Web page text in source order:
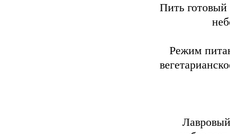
Пить готовый
Режим